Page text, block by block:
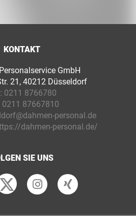
KONTAKT
GmbH
21, 40212 Düsseldorf
0211 8766780
0211 87667810
personal.de
dahmen-personal.de/
SIE UNS